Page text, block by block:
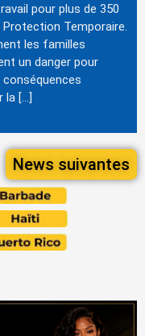
pour plus de 350
Temporaire.
les familles
un danger pour
la […]
News suivantes